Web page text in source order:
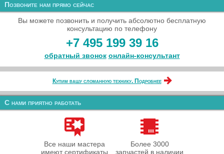
Позвоните нам прямо сейчас
Вы можете позвонить и получить абсолютно бесплатную
консультацию по телефону
+7 495 199 39 16
обратный звонок онлайн‑консультант
Купим вашу сломанную технику. Подробнее
С нами приятно работать
Все наши мастера
имеют сертификаты
Более 3000
запчастей в наличии